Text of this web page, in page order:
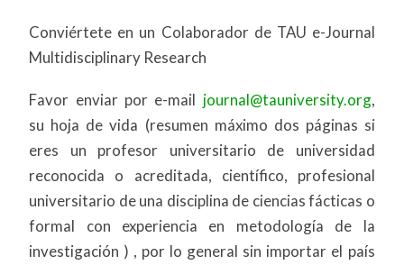
Conviértete en un Colaborador de TAU e-Journal
Multidisciplinary Research
Favor enviar por e-mail journal@tauniversity.org,
su hoja de vida (resumen máximo dos páginas si
eres un profesor universitario de universidad
reconocida o acreditada, científico, profesional
universitario de una disciplina de ciencias fácticas o
formal con experiencia en metodología de la
investigación ) , por lo general sin importar el país